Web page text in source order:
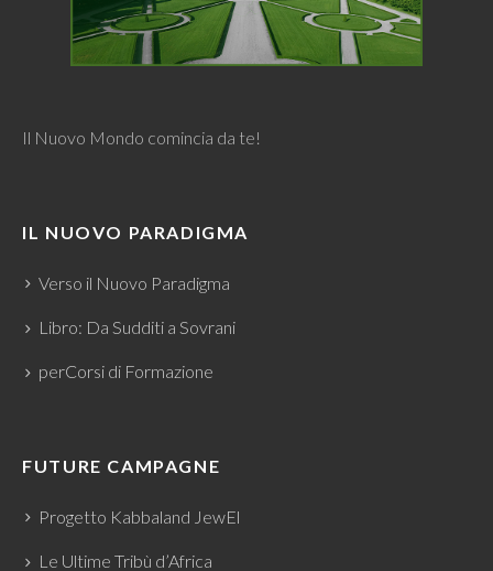
Il Nuovo Mondo comincia da te!
IL NUOVO PARADIGMA
Verso il Nuovo Paradigma
Libro: Da Sudditi a Sovrani
perCorsi di Formazione
FUTURE CAMPAGNE
Progetto Kabbaland JewEl
Le Ultime Tribù d’Africa